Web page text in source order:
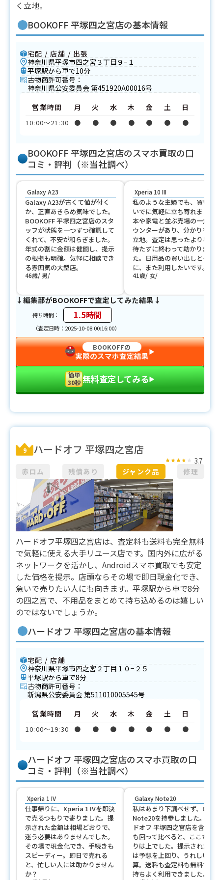
く立地。
BOOKOFF 平塚四之宮店の基本情報
宅配 / 店舗 / 出張
神奈川県平塚市四之宮３丁目９−１
平塚駅から車で10分
古物商許可番号：
神奈川県公安委員会 第451920A00016号
営業時間
10:00〜21:30
月
●
火
●
水
●
木
●
金
●
土
●
日
●
BOOKOFF 平塚四之宮店のスマホ買取の口
コミ・評判（※当社調べ）
Galaxy A23
Galaxy A23が古くて値が付く
か、正直あきらめ気味でした。
BOOKOFF 平塚四之宮店のスタ
ッフが状態を一つずつ確認して
くれて、不安が和らぎました。
年式の割に金額は健闘し、提示
の根拠も明確。気軽に相談でき
る雰囲気の大型店。
46歳 男
Xperia 10 III
私のような主婦でも、買い物
いでに気軽に立ち寄れました
本や家電と並ぶ売場の一角に
ウンターがあり、分かりやす
立地。査定は思ったより早く
待たずに終わって助かりまし
た。日用品の買い出しと一緒
に、また利用したいです。
41歳 女
↓編集部がBOOKOFFで査定してみた結果↓
待ち時間： 1.5時間
（査定日時：2025-10-08 00:16:00）
BOOKOFFの
実際のスマホ査定結果▶︎
簡単
30秒 無料査定してみる▶︎
9 ハードオフ 平塚四之宮店
赤ロム 残債あり ジャンク品 修理
3.7
ハードオフ平塚四之宮店は、査定料も送料も完全無料
で気軽に使える大手リユース店です。国内外に広がる
ネットワークを活かし、Androidスマホ買取でも安定
した価格を提示。店頭ならその場で即日現金化でき、
急いで売りたい人にも向きます。平塚駅から車で8分
の四之宮で、不用品をまとめて持ち込めるのは嬉しい
のではないでしょうか。
ハードオフ 平塚四之宮店の基本情報
宅配 / 店舗
神奈川県平塚市四之宮２丁目１０−２５
平塚駅から車で8分
古物商許可番号：
新潟県公安委員会 第511010005545号
営業時間
10:00〜19:30
月
●
火
●
水
●
木
●
金
●
土
●
日
●
ハードオフ 平塚四之宮店のスマホ買取の口
コミ・評判（※当社調べ）
Xperia 1 IV
仕事帰りに、Xperia 1 IVを即決
で売るつもりで寄りました。提
示された金額は相場どおりで、
迷う必要はありませんでした。
その場で現金化でき、手続きも
スピーディー。即日で売れる
と、忙しい人には助かりません
か？
Galaxy Note20
私はあまり下調べせず、
Note20を持参しました。ハー
ドオフ 平塚四之宮店を含め他
も回って比べると、ここが手
りは上でした。提示された金
は予想を上回り、うれしい誤
算。送料も査定料も無料で、
持ちよく利用できました。